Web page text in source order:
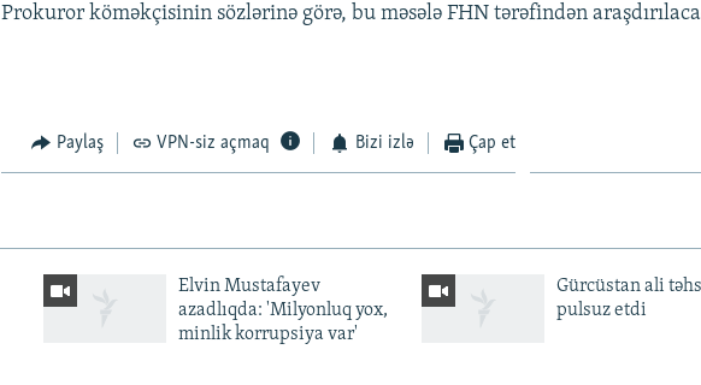
Prokuror köməkçisinin sözlərinə görə, bu məsələ FHN tərəfindən
Paylaş VPN-siz açmaq Bizi izlə Çap et
Elvin Mustafayev
azadlıqda: 'Milyonluq yox,
minlik korrupsiya var'
Gürcüstan ali
pulsuz etdi